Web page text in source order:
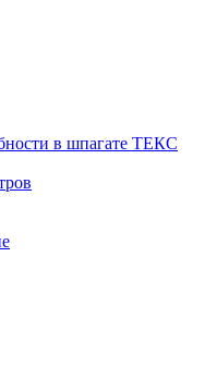
в шпагате ТЕКС